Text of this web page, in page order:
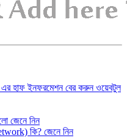
এর হাফ ইনফরমেশন বের করুন ওয়েবটুল
জেনে নিন
কি? জেনে নিন